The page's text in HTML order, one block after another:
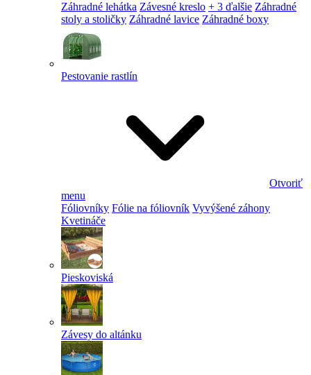
Záhradné lehátka Závesné kreslo + 3 ďalšie Záhradné
stoly a stoličky Záhradné lavice Záhradné boxy
Pestovanie rastlín
Otvoriť
menu
Fóliovníky Fólie na fóliovník Vyvýšené záhony
Kvetináče
Pieskoviská
Závesy do altánku